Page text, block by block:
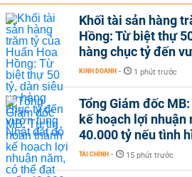
Khối tài sản hàng
Hồng: Từ biệt thự
hàng chục tỷ đến
KINH DOANH - 1 phút trước
Tổng Giám đốc
kế hoạch lợi
40.000 tỷ nếu tình
TÀI CHÍNH - 15 phút trước